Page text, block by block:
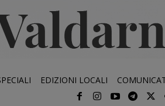
EDIZIONI LOCALI